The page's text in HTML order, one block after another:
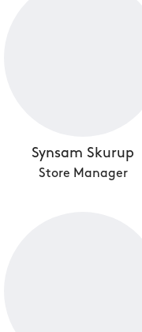
Synsam Skurup
Store Manager